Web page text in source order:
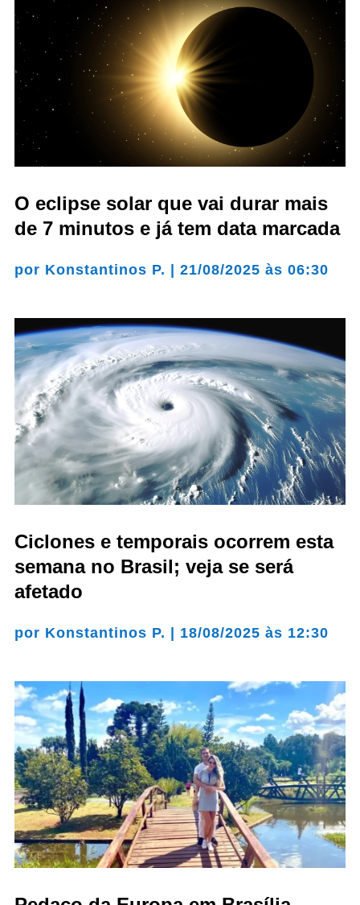
O eclipse solar que vai durar mais
de 7 minutos e já tem data marcada
por Konstantinos P. 21/08/2025 às 06:30
Ciclones e temporais ocorrem esta
semana no Brasil; veja se será
afetado
por Konstantinos P. 18/08/2025 às 12:30